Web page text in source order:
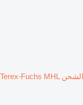
حفارة النقل والشحن Terex-Fuchs MHL